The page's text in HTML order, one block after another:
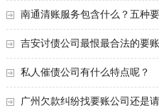
南通清账服务包含什么？五种
吉安讨债公司最恨最合法的要
私人催债公司有什么特点呢？
广州欠款纠纷找要账公司还是